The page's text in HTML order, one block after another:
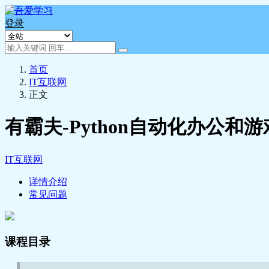
登录
首页
IT互联网
正文
有霸夫-Python自动化办公和游
IT互联网
详情介绍
常见问题
课程目录